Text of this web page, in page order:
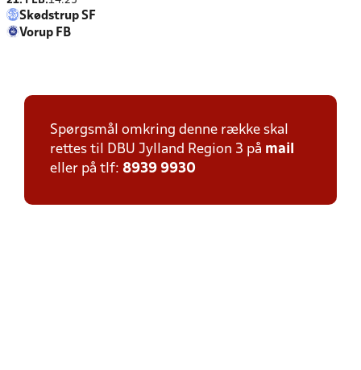
Skødstrup SF
Vorup FB
Spørgsmål omkring denne række skal
rettes til DBU Jylland Region 3 på mail
eller på tlf: 8939 9930